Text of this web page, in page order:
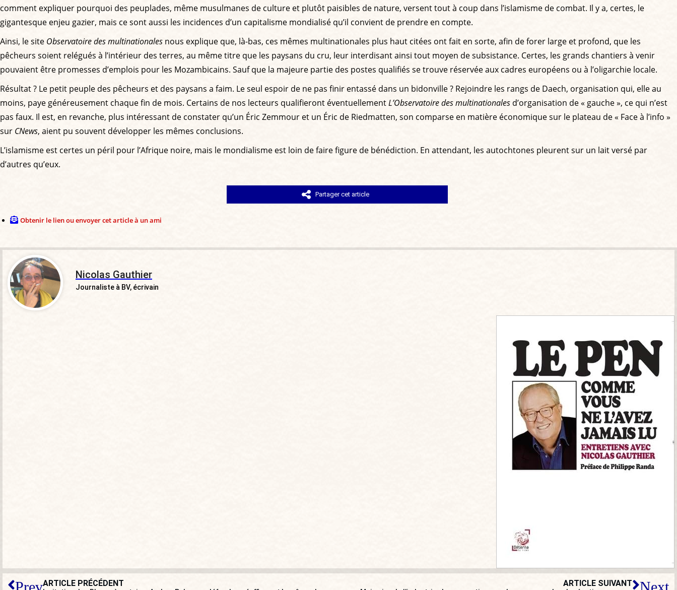
comment expliquer pourquoi des peuplades, même musulmanes de culture et plutôt paisibles de nature, versent tout à coup dans l’islamisme de combat. Il y a, certes, le
gigantesque enjeu gazier, mais ce sont aussi les incidences d’un capitalisme mondialisé qu’il convient de prendre en compte.
Ainsi, le site Observatoire des multinationales nous explique que, là-bas, ces mêmes multinationales plus haut citées ont fait en sorte, afin de forer large et profond, que les
pêcheurs soient relégués à l’intérieur des terres, au même titre que les paysans du cru, leur interdisant ainsi tout moyen de subsistance. Certes, les grands chantiers à venir
pouvaient être promesses d’emplois pour les Mozambicains. Sauf que la majeure partie des postes qualifiés se trouve réservée aux cadres européens ou à l’oligarchie locale.
Résultat ? Le petit peuple des pêcheurs et des paysans a faim. Le seul espoir de ne pas finir entassé dans un bidonville ? Rejoindre les rangs de Daech, organisation qui, elle au
moins, paye généreusement chaque fin de mois. Certains de nos lecteurs qualifieront éventuellementL’Observatoire des multinationales d’organisation de « gauche », ce qui n’est
pas faux. Il est, en revanche, plus intéressant de constater qu’un Éric Zemmour et un Éric de Riedmatten, son comparse en matière économique sur le plateau de « Face à l’info »
sur CNews, aient pu souvent développer les mêmes conclusions.
L’islamisme est certes un péril pour l’Afrique noire, mais le mondialisme est loin de faire figure de bénédiction. En attendant, les autochtones pleurent sur un lait versé par
d’autres qu’eux.
Partager cet article
Obtenir le lien ou envoyer cet article à un ami
Nicolas Gauthier
Journaliste à BV, écrivain
ARTICLE PRÉCÉDENT ARTICLE SUIVANT